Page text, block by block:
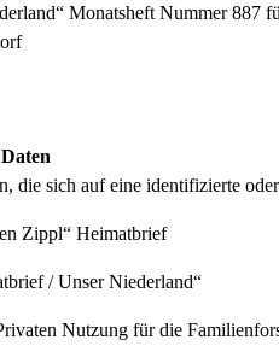
Monatsheft Nummer 887
die sich auf eine identifizierte
Zippl“ Heimatbrief
/ Unser Niederland“
Nutzung für die